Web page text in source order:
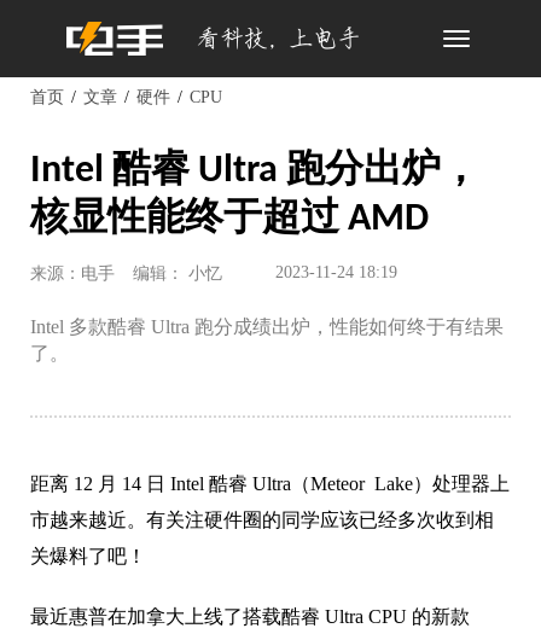
Toggle
首页 文章 硬件 CPU
Intel 酷睿 Ultra 跑分出炉，
核显性能终于超过 AMD
来源：电手 编辑： 小忆 2023-11-24 18:19
Intel 多款酷睿 Ultra 跑分成绩出炉，性能如何终于有结果
了。
距离 12 月 14 日 Intel 酷睿 Ultra（Meteor Lake）处理器上
市越来越近。有关注硬件圈的同学应该已经多次收到相
关爆料了吧！
最近惠普在加拿大上线了搭载酷睿 Ultra CPU 的新款